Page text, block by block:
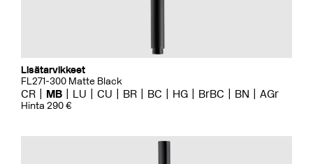
Lisätarvikkeet
FL271-300 Matte Black
CR MB LU CU BR BC HG BrBC BN AGr
Hinta 290 €